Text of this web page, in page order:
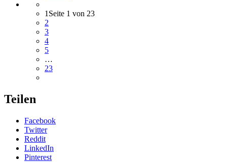
1 Seite 1 von 23
2
3
4
5
…
23
Teilen
Facebook
Twitter
Reddit
LinkedIn
Pinterest